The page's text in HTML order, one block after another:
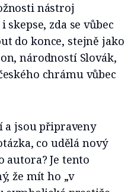
nástroj
zda se vůbec
do konce, stejně jako
národností Slovák,
chrámu vůbec
a jsou připraveny
co udělá nový
autora? Je tento
že mít ho „v